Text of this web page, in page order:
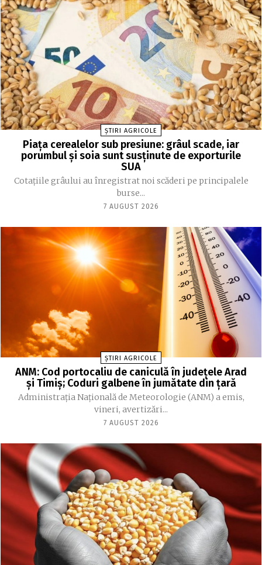
ȘTIRI AGRICOLE
Piața cerealelor sub presiune: grâul scade, iar
porumbul și soia sunt susținute de exporturile
SUA
Cotațiile grâului au înregistrat noi scăderi pe principalele
burse...
7 AUGUST 2026
ȘTIRI AGRICOLE
ANM: Cod portocaliu de caniculă în judeţele Arad
şi Timiş; Coduri galbene în jumătate din ţară
Administraţia Naţională de Meteorologie (ANM) a emis,
vineri, avertizări...
7 AUGUST 2026